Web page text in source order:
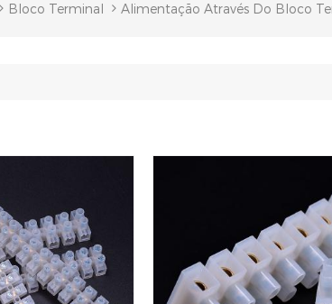
Bloco Terminal Alimentação Através Do Bloco